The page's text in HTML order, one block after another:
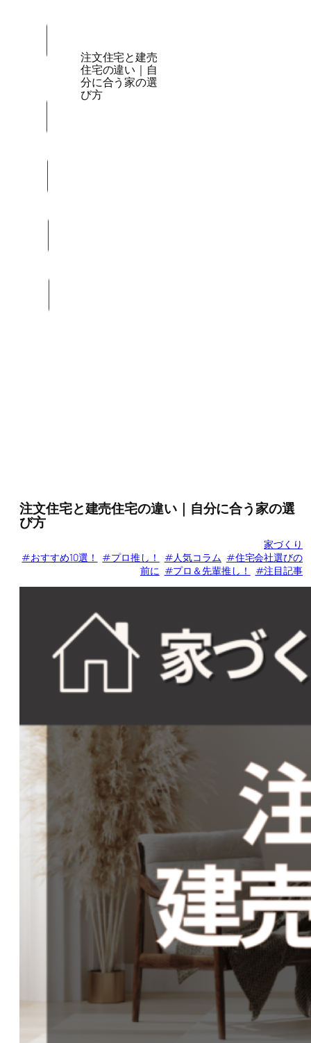
注文住宅と建売
住宅の違い｜自
分に合う家の選
び方
注文住宅と建売住宅の違い｜自分に合う家の選
び方
家づくり
#おすすめ10選！
#プロ推し！ #人気コラム #住宅会社選びの
前に #プロ＆先輩推し！ #注目記事